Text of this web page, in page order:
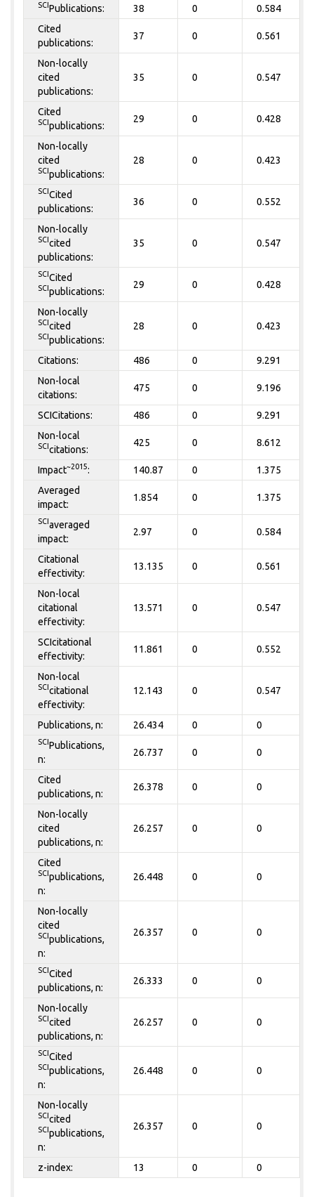
SCI Publications: 38 0 0.584
Cited
publications:
37 0 0.561
Non-locally
cited
publications:
35 0 0.547
Cited
SCI publications:
29 0 0.428
Non-locally
cited
SCI publications:
28 0 0.423
SCI Cited
publications:
36 0 0.552
Non-locally
SCI cited
publications:
35 0 0.547
SCI Cited
SCI publications:
29 0 0.428
Non-locally
SCI cited
SCI publications:
28 0 0.423
Citations: 486 0 9.291
Non-local
citations:
475 0 9.196
SCICitations: 486 0 9.291
Non-local
SCI citations:
425 0 8.612
Impact~2015: 140.87 0 1.375
Averaged
impact:
1.854 0 1.375
SCI averaged
impact:
2.97 0 0.584
Citational
effectivity:
13.135 0 0.561
Non-local
citational
effectivity:
13.571 0 0.547
SCIcitational
effectivity:
11.861 0 0.552
Non-local
SCI citational
effectivity:
12.143 0 0.547
Publications, n: 26.434 0 0
SCI Publications,
n:
26.737 0 0
Cited
publications, n:
26.378 0 0
Non-locally
cited
publications, n:
26.257 0 0
Cited
SCI publications,
n:
26.448 0 0
Non-locally
cited
SCI publications,
n:
26.357 0 0
SCI Cited
publications, n:
26.333 0 0
Non-locally
SCI cited
publications, n:
26.257 0 0
SCI Cited
SCI publications,
n:
26.448 0 0
Non-locally
SCI cited
SCI publications,
n:
26.357 0 0
z-index: 13 0 0